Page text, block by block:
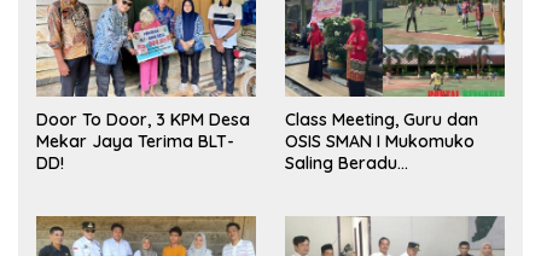
Door To Door, 3 KPM Desa
Mekar Jaya Terima BLT-
DD!
Class Meeting, Guru dan
OSIS SMAN I Mukomuko
Saling Beradu